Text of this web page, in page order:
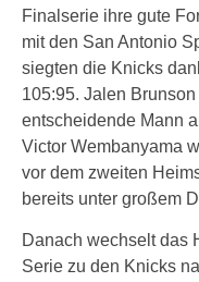
Finalserie ihre gute
mit den San Antonio
siegten die Knicks
105:95. Jalen
entscheidende Mann
Victor Wembanyama
vor dem zweiten
bereits unter großem
Danach wechselt das
Serie zu den Knicks